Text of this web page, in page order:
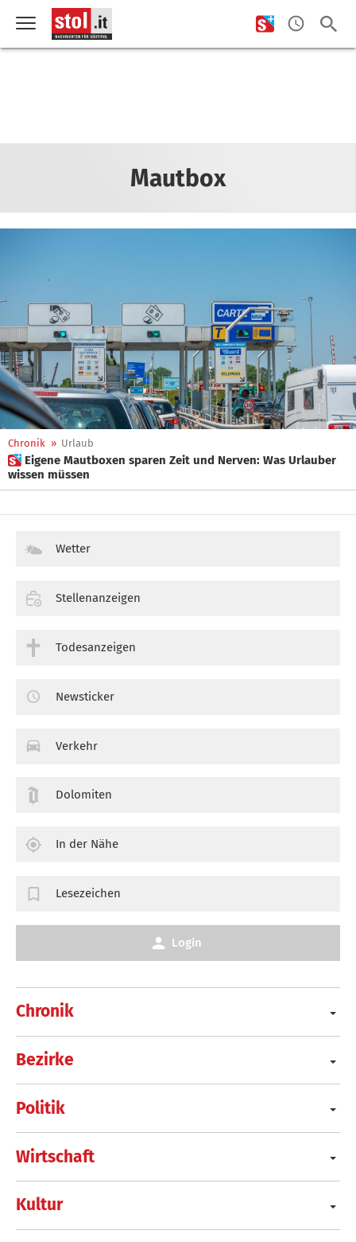
Mautbox
Chronik » Urlaub
 Eigene Mautboxen sparen Zeit und Nerven: Was Urlauber
wissen müssen
Chronik
Bezirke
Politik
Wirtschaft
Kultur
Wetter
Stellenanzeigen
Todesanzeigen
Newsticker
Verkehr
Dolomiten
In der Nähe
Lesezeichen
Login